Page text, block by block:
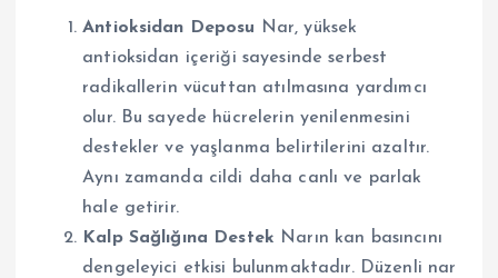
Antioksidan Deposu
Nar, yüksek
antioksidan içeriği sayesinde serbest
radikallerin vücuttan atılmasına yardımcı
olur. Bu sayede hücrelerin yenilenmesini
destekler ve yaşlanma belirtilerini azaltır.
Aynı zamanda cildi daha canlı ve parlak
hale getirir.
Kalp Sağlığına Destek Narın kan basıncını
dengeleyici etkisi bulunmaktadır. Düzenli nar